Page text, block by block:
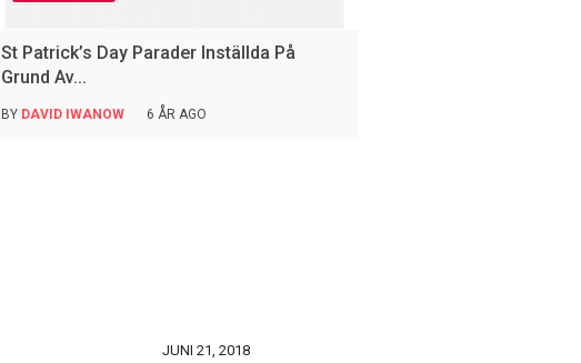
St Patrick’s Day Parader Inställda På
Grund Av...
BY DAVID IWANOW 6 ÅR AGO
JUNI 21, 2018